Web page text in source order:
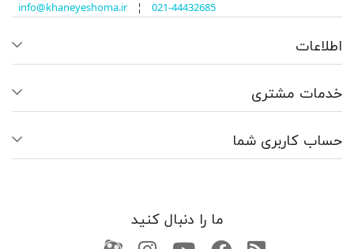
info@khaneyeshoma.ir¦ 021-44432685
اطلاعات
خدمات مشتری
حساب کاربری شما
ما را دنبال کنید